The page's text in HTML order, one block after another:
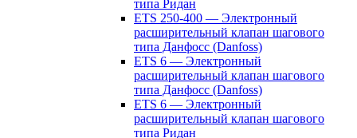
типа Ридан
ETS 250-400 — Электронный
расширительный клапан шагового
типа Данфосс (Danfoss)
ETS 6 — Электронный
расширительный клапан шагового
типа Данфосс (Danfoss)
ETS 6 — Электронный
расширительный клапан шагового
типа Ридан